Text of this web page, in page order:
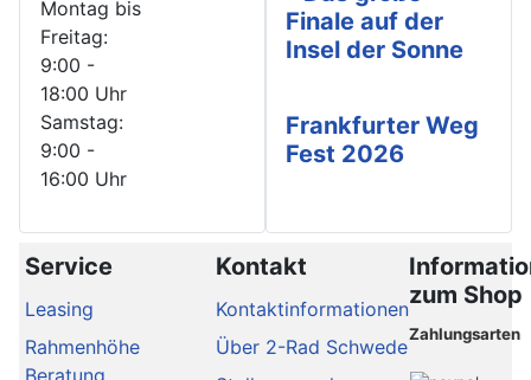
Montag bis
Freitag:
9:00 -
18:00 Uhr
Samstag:
9:00 -
16:00 Uhr
Finale auf der
Insel der Sonne
Frankfurter Weg
Fest 2026
Service
Leasing
Rahmenhöhe
Beratung
Kontakt
Kontaktinformationen
Über 2-Rad Schwede
zum Shop
Zahlungsarten